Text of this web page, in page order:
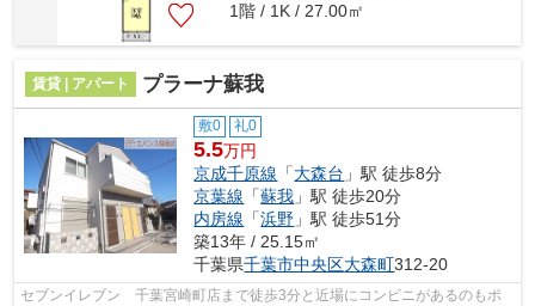
1階 / 1K / 27.00㎡
賃貸 | アパート プラーナ蘇我
敷0 礼0
5.5万円
京成千原線 「大森台 」駅 徒歩8分
京葉線 「蘇我 」駅 徒歩20分
内房線 「浜野 」駅 徒歩51分
築13年 / 25.15㎡
千葉県千葉市中央区大森町312-20
セブンイレブン 千葉宮崎町店まで徒歩3分と近場にコンビニがあるのもポ